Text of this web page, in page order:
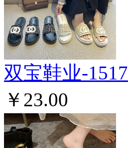
双宝鞋业-1517
￥23.00